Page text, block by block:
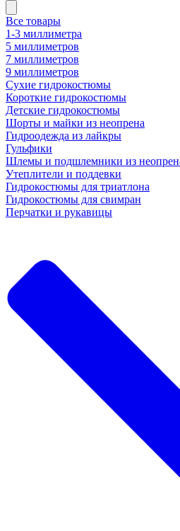
Все товары
1-3 миллиметра
5 миллиметров
7 миллиметров
9 миллиметров
Сухие гидрокостюмы
Короткие гидрокостюмы
Детские гидрокостюмы
Шорты и майки из неопрена
Гидроодежда из лайкры
Гульфики
Шлемы и подшлемники из
Утеплители и поддевки
Гидрокостюмы для триатлона
Гидрокостюмы для свимран
Перчатки и рукавицы